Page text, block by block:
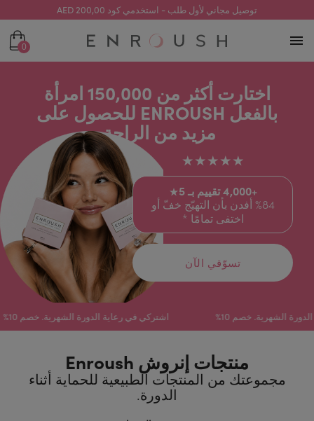
توصيل مجاني لأول طلب - استخدمي كود 200,00 AED
0
اختارت أكثر من 150,000 امرأة
بالفعل ENROUSH للحصول على
مزيد من الراحة.
★★★★★
+4,000 تقييم بـ 5★
%84 أفدن بأن التهيّج خفّ أو
اختفى تمامًا *
تسوّقي الآن
الدورة الشهرية. خصم 10% اشتركي في رعاية الدورة الشهرية. خصم
منتجات إنروش Enroush
مجموعتك من المنتجات الطبيعية للحماية أثناء
الدورة.